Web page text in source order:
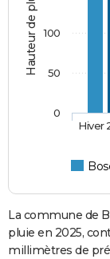
Hiver
0
50
100
La commune de
pluie en 2025,
millimètres de